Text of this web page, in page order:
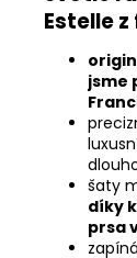
Estelle
jsme
šaty
díky
prsa